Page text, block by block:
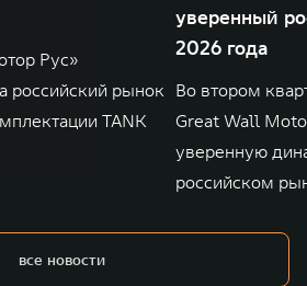
Рус»
российский рынок
TANK
уверенный
2026 года
Во втором
Great Wall
уверенную
российском
все новости